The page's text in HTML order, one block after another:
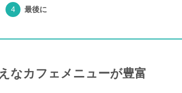
最後に
なカフェメニューが豊富